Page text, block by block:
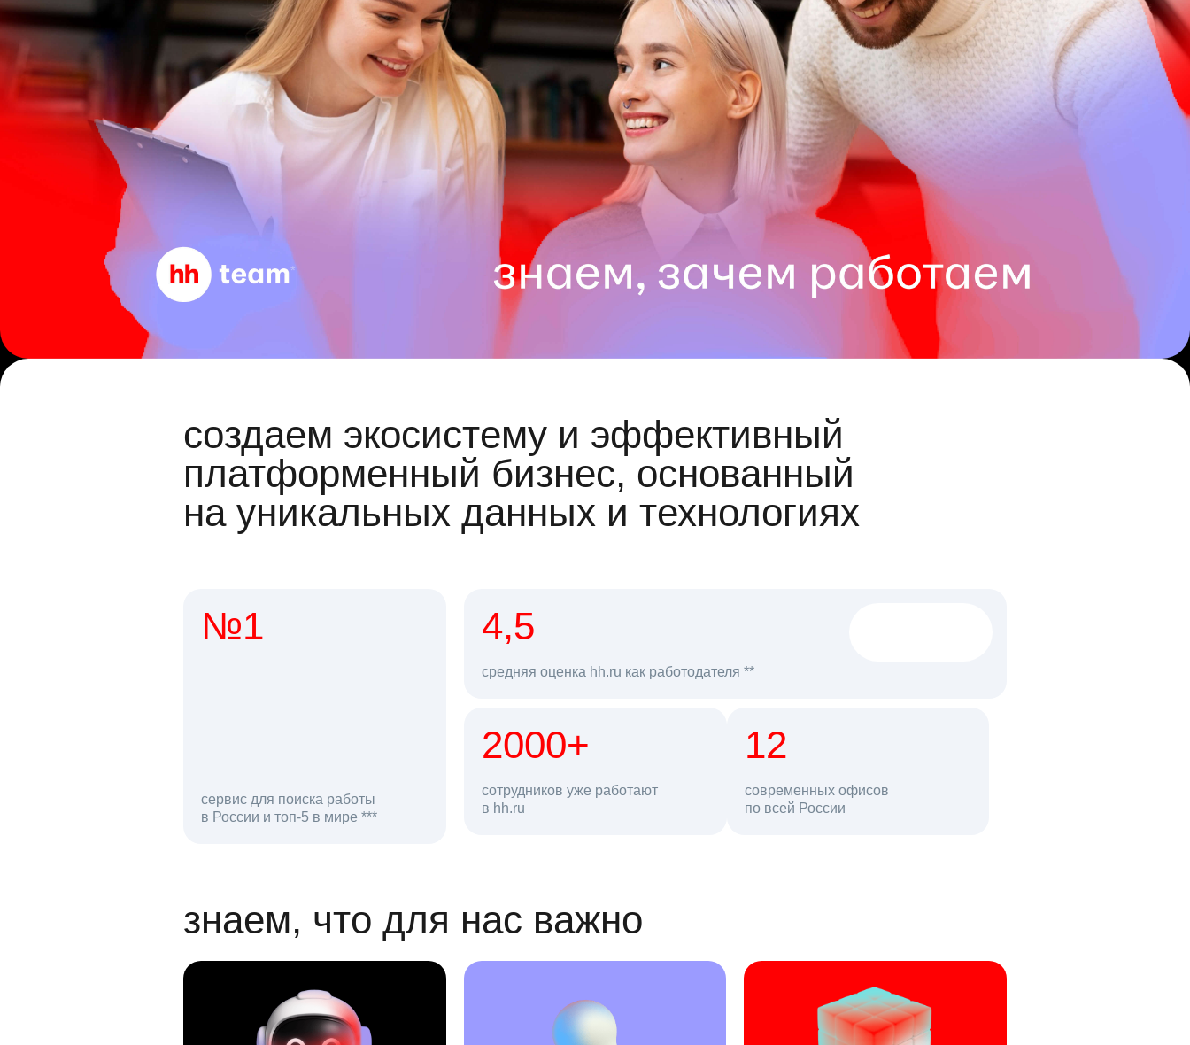
создаем экосистему и эффективный
платформенный бизнес, основанный
на уникальных данных и технологиях
№1
сервис для поиска работы
в России и топ-5 в мире ***
откликов на вакансии
4,5
средняя оценка hh.ru как работодателя **
2000+
сотрудников уже работают
в hh.ru
68 млн 12
современных офисов
по всей Россиипользователей в день
знаем, что для нас важно